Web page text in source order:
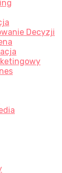
Decyzji